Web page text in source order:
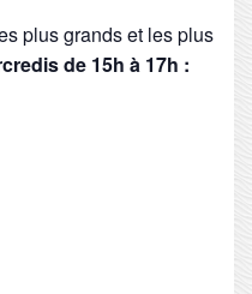
plus grands et les plus
de 15h à 17h :